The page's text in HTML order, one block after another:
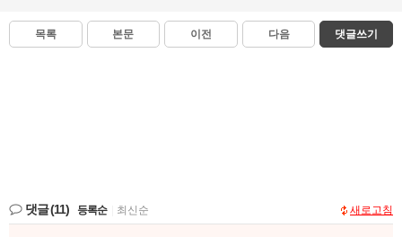
목록 본문 이전 다음 댓글쓰기
댓글(11) 등록순 최신순 새로고침